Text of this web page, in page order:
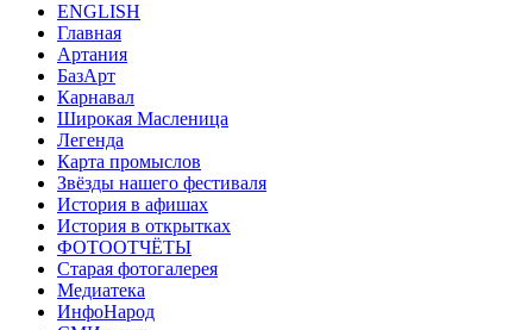
ENGLISH
Главная
Артания
БазАрт
Карнавал
Широкая Масленица
Легенда
Карта промыслов
Звёзды нашего фестиваля
История в афишах
История в открытках
ФОТООТЧЁТЫ
Старая фотогалерея
Медиатека
ИнфоНарод